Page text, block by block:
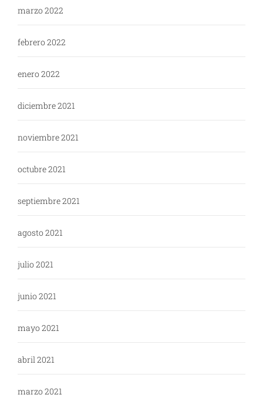
marzo 2022
febrero 2022
enero 2022
diciembre 2021
noviembre 2021
octubre 2021
septiembre 2021
agosto 2021
julio 2021
junio 2021
mayo 2021
abril 2021
marzo 2021